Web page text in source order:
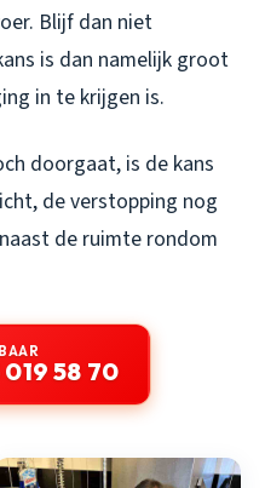
Blijf dan niet
is dan namelijk groot
in te krijgen is.
doorgaat, is de kans
de verstopping nog
de ruimte rondom
019 58 70